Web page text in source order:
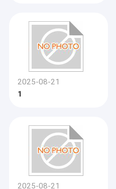
2025-08-21
1
2025-08-21